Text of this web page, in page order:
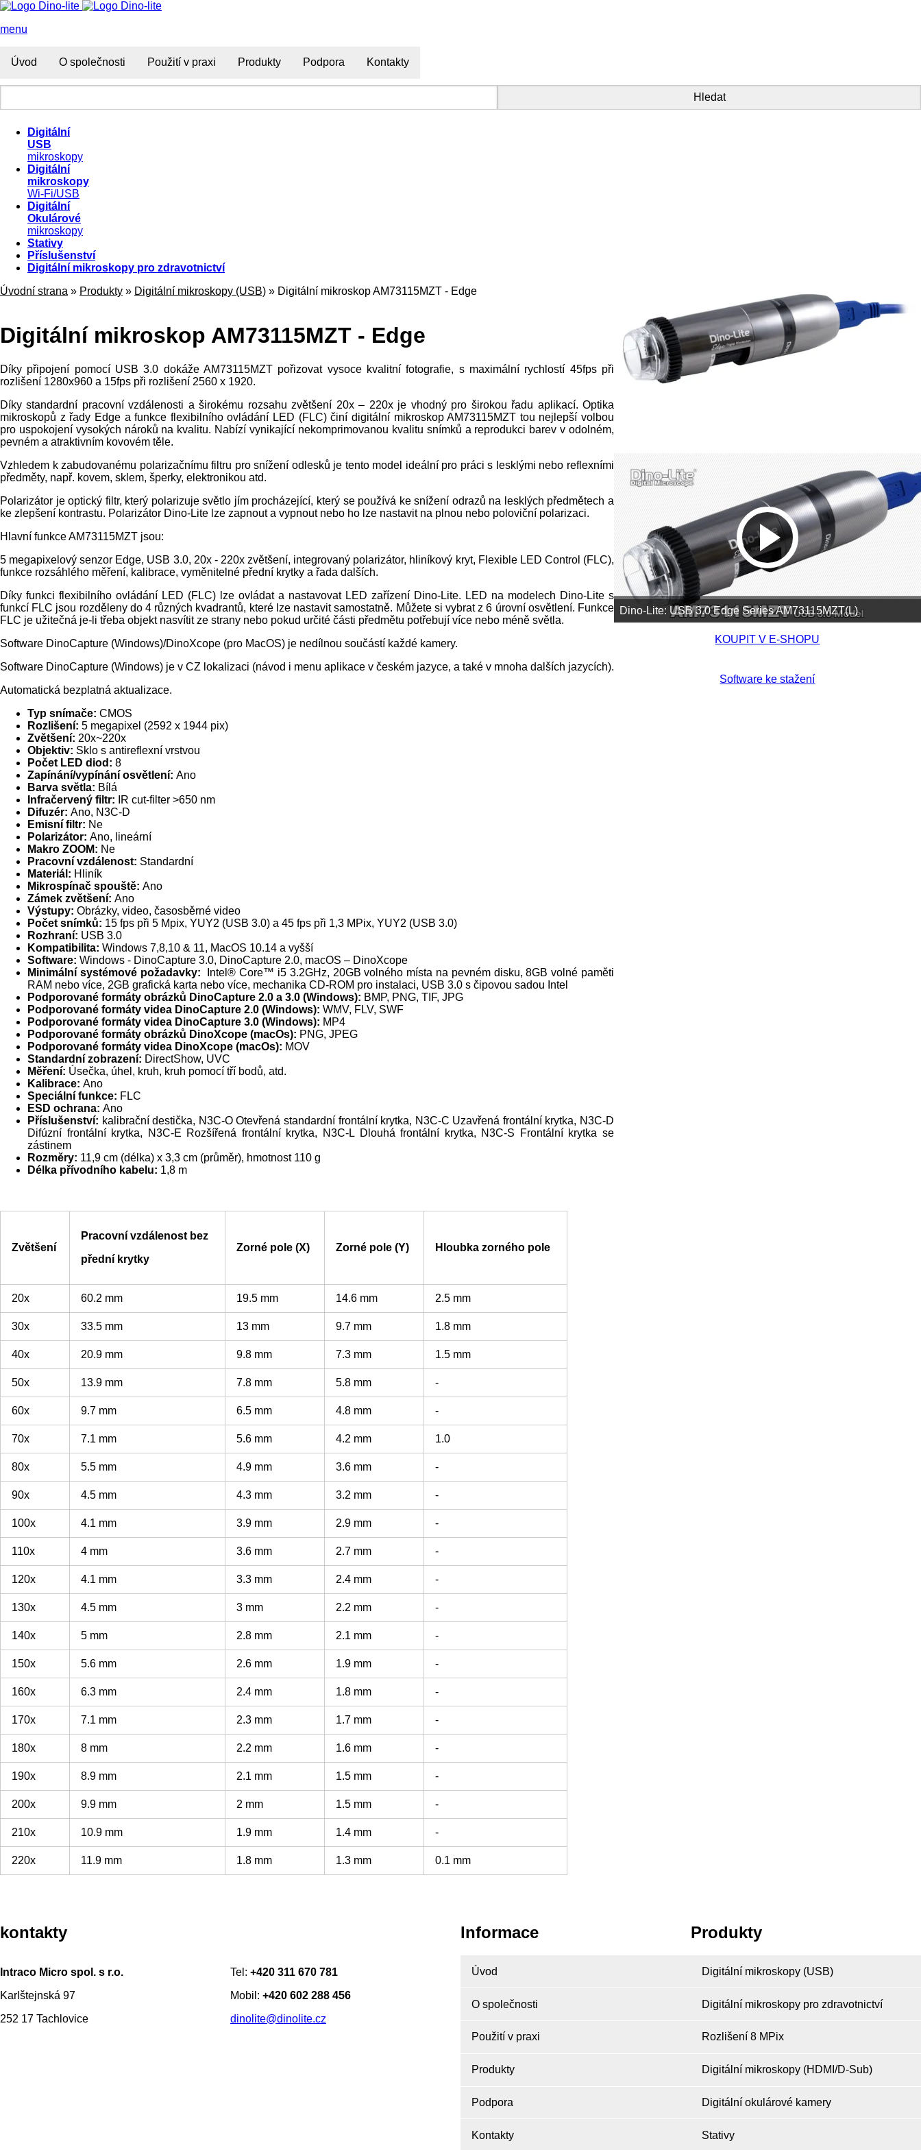
menu
Úvod O společnosti Použití v praxi Produkty Podpora Kontakty
Digitální
USB
mikroskopy
Digitální
mikroskopy
Wi-Fi/USB
Digitální
Okulárové
mikroskopy
Stativy
Příslušenství
Digitální mikroskopy pro zdravotnictví
Úvodní strana » Produkty » Digitální mikroskopy (USB) » Digitální mikroskop AM73115MZT - Edge
Digitální mikroskop AM73115MZT - Edge
Díky připojení pomocí USB 3.0 dokáže AM73115MZT pořizovat vysoce kvalitní fotografie, s maximální rychlostí 45fps při
rozlišení 1280x960 a 15fps při rozlišení 2560 x 1920.
Díky standardní pracovní vzdálenosti a širokému rozsahu zvětšení 20x – 220x je vhodný pro širokou řadu aplikací. Optika
mikroskopů z řady Edge a funkce flexibilního ovládání LED (FLC) činí digitální mikroskop AM73115MZT tou nejlepší volbou
pro uspokojení vysokých nároků na kvalitu. Nabízí vynikající nekomprimovanou kvalitu snímků a reprodukci barev v odolném,
pevném a atraktivním kovovém těle.
Vzhledem k zabudovanému polarizačnímu filtru pro snížení odlesků je tento model ideální pro práci s lesklými nebo reflexními
předměty, např. kovem, sklem, šperky, elektronikou atd.
Polarizátor je optický filtr, který polarizuje světlo jím procházející, který se používá ke snížení odrazů na lesklých předmětech a
ke zlepšení kontrastu. Polarizátor Dino-Lite lze zapnout a vypnout nebo ho lze nastavit na plnou nebo poloviční polarizaci.
Hlavní funkce AM73115MZT jsou:
5 megapixelový senzor Edge, USB 3.0, 20x - 220x zvětšení, integrovaný polarizátor, hliníkový kryt, Flexible LED Control (FLC),
funkce rozsáhlého měření, kalibrace, vyměnitelné přední krytky a řada dalších.
Díky funkci flexibilního ovládání LED (FLC) lze ovládat a nastavovat LED zařízení Dino-Lite. LED na modelech Dino-Lite s
funkcí FLC jsou rozděleny do 4 různých kvadrantů, které lze nastavit samostatně. Můžete si vybrat z 6 úrovní osvětlení. Funkce
FLC je užitečná je-li třeba objekt nasvítit ze strany nebo pokud určité části předmětu potřebují více nebo méně světla.
Software DinoCapture (Windows)/DinoXcope (pro MacOS) je nedílnou součástí každé kamery.
Software DinoCapture (Windows) je v CZ lokalizaci (návod i menu aplikace v českém jazyce, a také v mnoha dalších jazycích).
Automatická bezplatná aktualizace.
Typ snímače: CMOS
Rozlišení: 5 megapixel (2592 x 1944 pix)
Zvětšení: 20x~220x
Objektiv: Sklo s antireflexní vrstvou
Počet LED diod: 8
Zapínání/vypínání osvětlení: Ano
Barva světla: Bílá
Infračervený filtr:
IR cut-filter >650 nm
Difuzér: Ano, N3C-D
Emisní filtr: Ne
Polarizátor: Ano, lineární
Makro ZOOM: Ne
Pracovní vzdálenost: Standardní
Materiál: Hliník
Mikrospínač spouště: Ano
Zámek zvětšení: Ano
Výstupy: Obrázky, video, časosběrné video
Počet snímků: 15 fps při 5 Mpix, YUY2 (USB 3.0) a 45 fps při 1,3 MPix, YUY2 (USB 3.0)
Rozhraní: USB 3.0
Kompatibilita: Windows 7,8,10 & 11, MacOS 10.14 a vyšší
Software: Windows - DinoCapture 3.0, DinoCapture 2.0, macOS – DinoXcope
Minimální systémové požadavky:
Intel® Core™ i5 3.2GHz, 20GB volného místa na pevném disku, 8GB volné paměti
RAM nebo více, 2GB grafická karta nebo více, mechanika CD-ROM pro instalaci, USB 3.0 s čipovou sadou Intel
Podporované formáty obrázků DinoCapture 2.0 a 3.0 (Windows): BMP, PNG, TIF, JPG
Podporované formáty videa DinoCapture 2.0 (Windows): WMV, FLV, SWF
Podporované formáty videa DinoCapture 3.0 (Windows): MP4
Podporované formáty obrázků DinoXcope (macOs): PNG, JPEG
Podporované formáty videa DinoXcope (macOs): MOV
Standardní zobrazení: DirectShow, UVC
Měření: Úsečka, úhel, kruh, kruh pomocí tří bodů, atd.
Kalibrace: Ano
Speciální funkce: FLC
ESD ochrana: Ano
Příslušenství: kalibrační destička, N3C-O Otevřená standardní frontální krytka, N3C-C Uzavřená frontální krytka, N3C-D
Difúzní frontální krytka, N3C-E Rozšířená frontální krytka, N3C-L Dlouhá frontální krytka, N3C-S Frontální krytka se
zástinem
Rozměry: 11,9 cm (délka) x 3,3 cm (průměr), hmotnost 110 g
Délka přívodního kabelu: 1,8 m
Zvětšení
Pracovní vzdálenost bez
přední krytky
Zorné pole (X) Zorné pole (Y) Hloubka zorného pole
20x 60.2 mm 19.5 mm 14.6 mm 2.5 mm
30x 33.5 mm 13 mm 9.7 mm 1.8 mm
40x 20.9 mm 9.8 mm 7.3 mm 1.5 mm
50x 13.9 mm 7.8 mm 5.8 mm -
60x 9.7 mm 6.5 mm 4.8 mm -
70x 7.1 mm 5.6 mm 4.2 mm 1.0
80x 5.5 mm 4.9 mm 3.6 mm -
90x 4.5 mm 4.3 mm 3.2 mm -
100x 4.1 mm 3.9 mm 2.9 mm -
110x 4 mm 3.6 mm 2.7 mm -
120x 4.1 mm 3.3 mm 2.4 mm -
130x 4.5 mm 3 mm 2.2 mm -
140x 5 mm 2.8 mm 2.1 mm -
150x 5.6 mm 2.6 mm 1.9 mm -
160x 6.3 mm 2.4 mm 1.8 mm -
170x 7.1 mm 2.3 mm 1.7 mm -
180x 8 mm 2.2 mm 1.6 mm -
190x 8.9 mm 2.1 mm 1.5 mm -
200x 9.9 mm 2 mm 1.5 mm -
210x 10.9 mm 1.9 mm 1.4 mm -
220x 11.9 mm 1.8 mm 1.3 mm 0.1 mm
Dino-Lite: USB 3.0 Edge Series AM73115MZT(L)
KOUPIT V E-SHOPU
Software ke stažení
kontakty
Intraco Micro spol. s r.o.
Karlštejnská 97
252 17 Tachlovice
Tel: +420 311 670 781
Mobil: +420 602 288 456
dinolite@dinolite.cz
Informace
Úvod
O společnosti
Použití v praxi
Produkty
Podpora
Kontakty
Produkty
Digitální mikroskopy (USB)
Digitální mikroskopy pro zdravotnictví
Rozlišení 8 MPix
Digitální mikroskopy (HDMI/D-Sub)
Digitální okulárové kamery
Stativy